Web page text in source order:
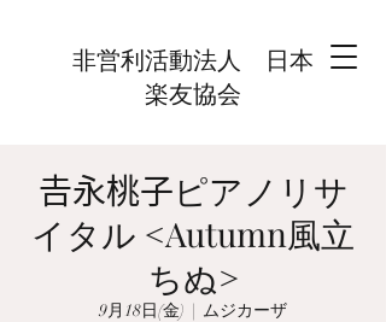
非営利活動法人 日本
楽友協会
𠮷永桃子ピアノリサ
イタル <Autumn風立
ちぬ>
9月18日(金)
  |
ムジカーザ